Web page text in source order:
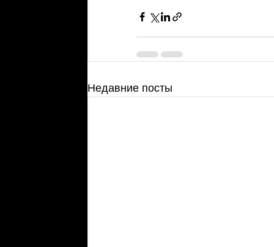
Недавние посты